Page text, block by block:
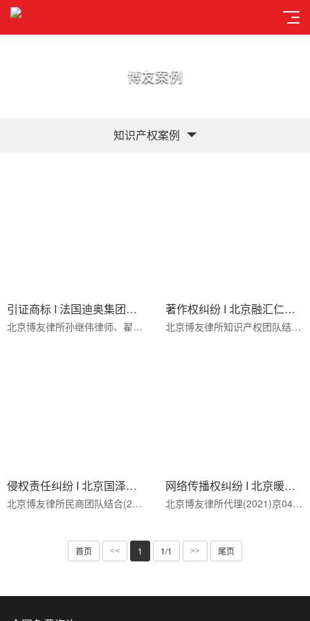
博友案例
知识产权案例
引证商标 I 法国迪奥集团有限公司与克里斯蒂昂·迪奥尔服装有限公司
北京博友律所孙继伟律师、翟成果律师代理(2020)京行终3687号法国迪奥商标行政纠纷案，专业处理商标驳回复审···
著作权纠纷 I 北京融汇仁和教育科技有限公司等与经济科学出版社
北京博友律所知识产权团队结合(2022)京民申118号侵害著作权纠纷再审审查案，深度解析再审程序的启动条件、审···
侵权责任纠纷 I 北京国泽天馨环保科技有限公司与极客影业（上海）有限公司
北京博友律所民商团队结合(2022)京03民终7437号侵权责任纠纷案，深度解析企业侵权责任的认定标准、因果关系···
网络传播权纠纷 I 北京暖石基业投资顾问有限公司与上海寻梦信息技术有限公司
北京博友律所代理(2021)京0491民初21525号侵害作品信息网络传播权案，成功为权利人维权，专业处理电商平台图···
首页 << 1 1/1 >> 尾页